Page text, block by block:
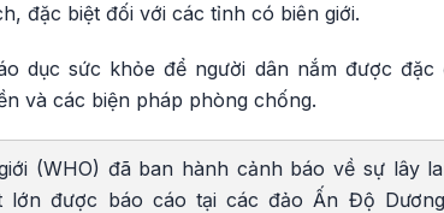
đặc biệt đối với các tỉnh có biên giới.
dục sức khỏe để người dân nắm được đặc
và các biện pháp phòng chống.
(WHO) đã ban hành cảnh báo về sự lây
lớn được báo cáo tại các đảo Ấn Độ